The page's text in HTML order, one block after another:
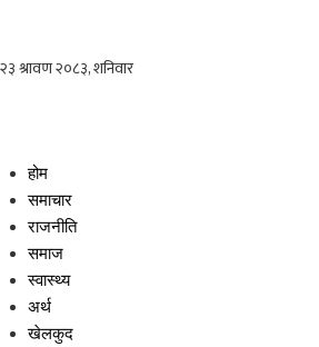
होम
समाचार
राजनीति
समाज
स्वास्थ्य
अर्थ
खेलकुद